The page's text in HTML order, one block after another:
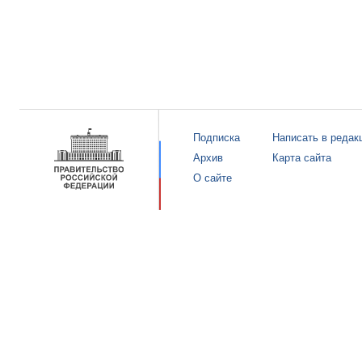
Подписка
Архив
О сайте
Написать в
Карта сайта